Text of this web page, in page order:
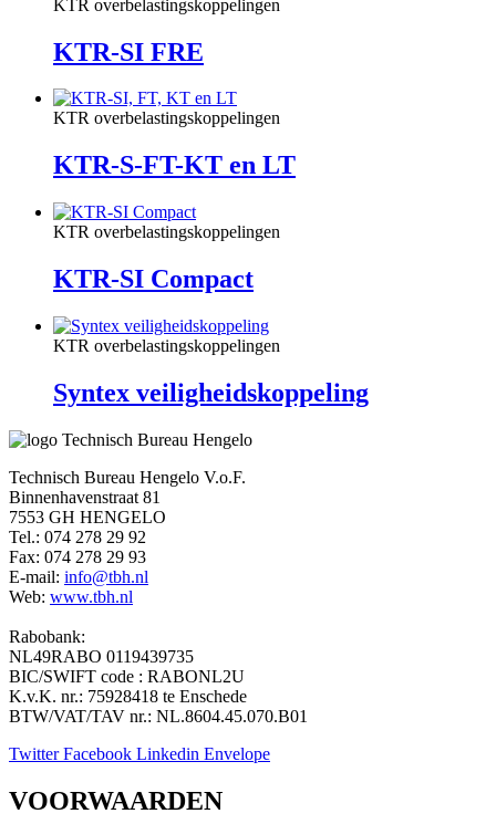
KTR overbelastingskoppelingen
KTR-SI FRE
KTR overbelastingskoppelingen
KTR-S-FT-KT en LT
KTR overbelastingskoppelingen
KTR-SI Compact
KTR overbelastingskoppelingen
Syntex veiligheidskoppeling
Technisch Bureau Hengelo V.o.F.
Binnenhavenstraat 81
7553 GH HENGELO
Tel.: 074 278 29 92
Fax: 074 278 29 93
E-mail: info@tbh.nl
Web: www.tbh.nl
Rabobank:
NL49RABO 0119439735
BIC/SWIFT code : RABONL2U
K.v.K. nr.: 75928418 te Enschede
BTW/VAT/TAV nr.: NL.8604.45.070.B01
Twitter Facebook Linkedin Envelope
VOORWAARDEN